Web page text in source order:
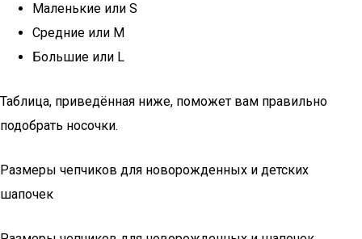
Маленькие или S
Средние или М
Большие или L
Таблица, приведённая ниже, поможет вам правильно
подобрать носочки.
Размеры чепчиков для новорожденных и детских
шапочек